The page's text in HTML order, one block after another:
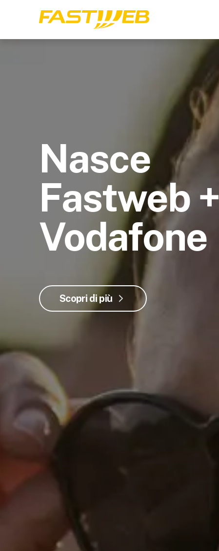
Nasce
Fastweb +
Vodafone
Scopri di più